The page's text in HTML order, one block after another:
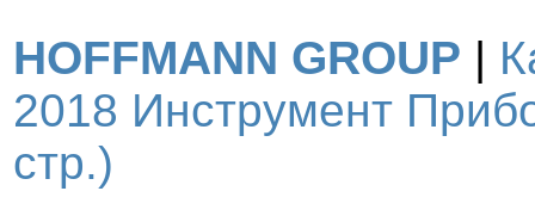
HOFFMANN GROUP |
2018 Инструмент
стр.)